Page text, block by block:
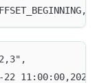
11:00:00,2021-